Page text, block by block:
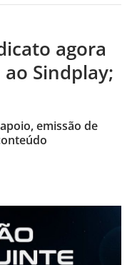
agora
Sindplay;
emissão de